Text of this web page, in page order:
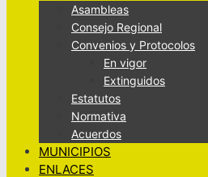
Asambleas
Consejo Regional
Convenios y Protocolos
En vigor
Extinguidos
Estatutos
Normativa
Acuerdos
MUNICIPIOS
ENLACES